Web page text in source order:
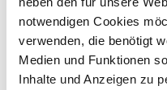
notwendigen Cookies
verwenden, die benötigt
Medien und Funktionen
Inhalte und Anzeigen zu